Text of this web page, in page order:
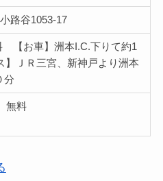
路谷1053-17
【お車】洲本I.C.下りて約1
】ＪＲ三宮、新神戸より洲本
分
料